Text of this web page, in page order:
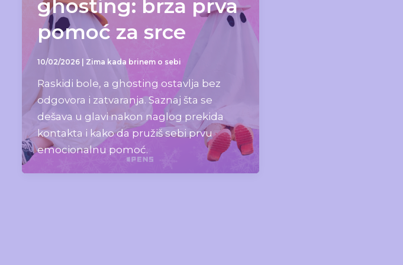
ghosting: brza prva
pomoć za srce
10/02/2026 Zima kada brinem o sebi
Raskidi bole, a ghosting ostavlja bez
odgovora i zatvaranja. Saznaj šta se
dešava u glavi nakon naglog prekida
kontakta i kako da pružiš sebi prvu
emocionalnu pomoć.